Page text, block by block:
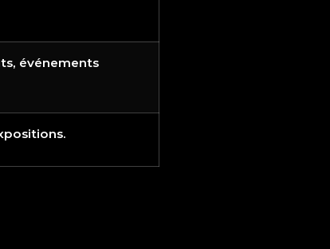
événements